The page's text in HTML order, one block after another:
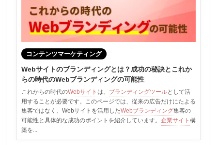
コンテンツマーケティング
Webサイトのブランディングとは？成功の秘訣とこれか
らの時代のWebブランディングの可能性
これからの時代のWebサイト は、 ブランディングツールとして活
用することが必要です。このページでは、従来の広告だけにたよる
集客ではなく、Webサイトを活用したWebブランディング集客の
可能性と具体的な成功のポイントを紹介しています。 企業サイト 構
築を...